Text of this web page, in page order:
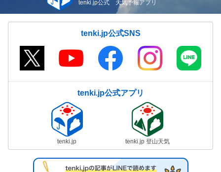
tenki.jp公式 天気予報アプリ
tenki.jp公式SNS
tenki.jp公式アプリ
tenki.jp tenki.jp 登山天気